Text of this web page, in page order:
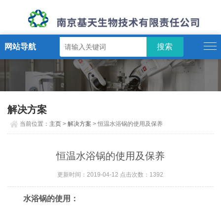
网站导航
解决方案
当前位置： 主页 >解决方案 > 恒温水浴锅的使用及保养
恒温水浴锅的使用及保养
更新时间：2019-04-12 点击次数：1392
水浴锅的使用：